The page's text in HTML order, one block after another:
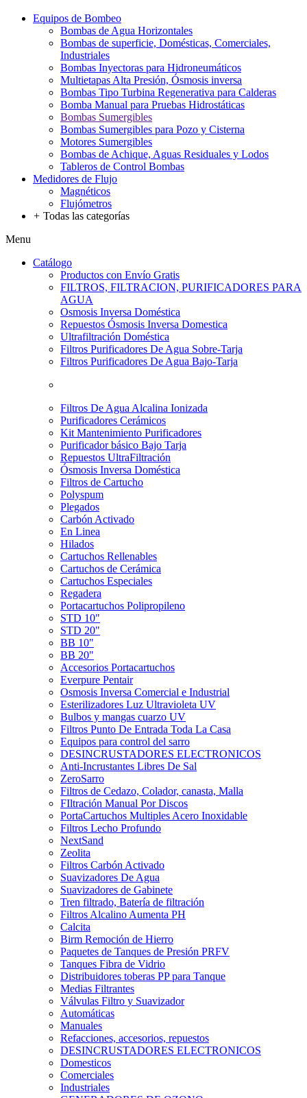
Equipos de Bombeo
Bombas de Agua Horizontales
Bombas de superficie, Domésticas, Comerciales,
Industriales
Bombas Inyectoras para Hidroneumáticos
Multietapas Alta Presión, Ósmosis inversa
Bombas Tipo Turbina Regenerativa para Calderas
Bomba Manual para Pruebas Hidrostáticas
Bombas Sumergibles
Bombas Sumergibles para Pozo y Cisterna
Motores Sumergibles
Bombas de Achique, Aguas Residuales y Lodos
Tableros de Control Bombas
Medidores de Flujo
Magnéticos
Flujómetros
+ Todas las categorías
Menu
Catálogo
Productos con Envío Gratis
FILTROS, FILTRACION, PURIFICADORES PARA
AGUA
Osmosis Inversa Doméstica
Repuestos Ósmosis Inversa Domestica
Ultrafiltración Doméstica
Filtros Purificadores De Agua Sobre-Tarja
Filtros Purificadores De Agua Bajo-Tarja
Filtros De Agua Alcalina Ionizada
Purificadores Cerámicos
Kit Mantenimiento Purificadores
Purificador básico Bajo Tarja
Repuestos UltraFiltración
Ósmosis Inversa Doméstica
Filtros de Cartucho
Polyspum
Plegados
Carbón Activado
En Linea
Hilados
Cartuchos Rellenables
Cartuchos de Cerámica
Cartuchos Especiales
Regadera
Portacartuchos Polipropileno
STD 10"
STD 20"
BB 10"
BB 20"
Accesorios Portacartuchos
Everpure Pentair
Osmosis Inversa Comercial e Industrial
Esterilizadores Luz Ultravioleta UV
Bulbos y mangas cuarzo UV
Filtros Punto De Entrada Toda La Casa
Equipos para control del sarro
DESINCRUSTADORES ELECTRONICOS
Anti-Incrustantes Libres De Sal
ZeroSarro
Filtros de Cedazo, Colador, canasta, Malla
FIltración Manual Por Discos
PortaCartuchos Multiples Acero Inoxidable
Filtros Lecho Profundo
NextSand
Zeolita
Filtros Carbón Activado
Suavizadores De Agua
Suavizadores de Gabinete
Tren filtrado, Batería de filtración
Filtros Alcalino Aumenta PH
Calcita
Birm Remoción de Hierro
Paquetes de Tanques de Presión PRFV
Tanques Fibra de Vidrio
Distribuidores toberas PP para Tanque
Medias Filtrantes
Válvulas Filtro y Suavizador
Automáticas
Manuales
Refacciones, accesorios, repuestos
DESINCRUSTADORES ELECTRONICOS
Domesticos
Comerciales
Industriales